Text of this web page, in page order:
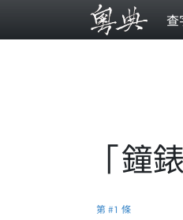
查
「鐘
第 #1 條